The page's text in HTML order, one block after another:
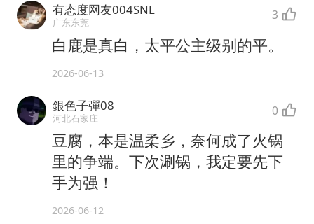
有态度网友004SNL
广东东莞 3
白鹿是真白，太平公主级别的平。
2026-06-13
銀色子彈08
河北石家庄 0
豆腐，本是温柔乡，奈何成了火锅
里的争端。下次涮锅，我定要先下
手为强！
2026-06-12